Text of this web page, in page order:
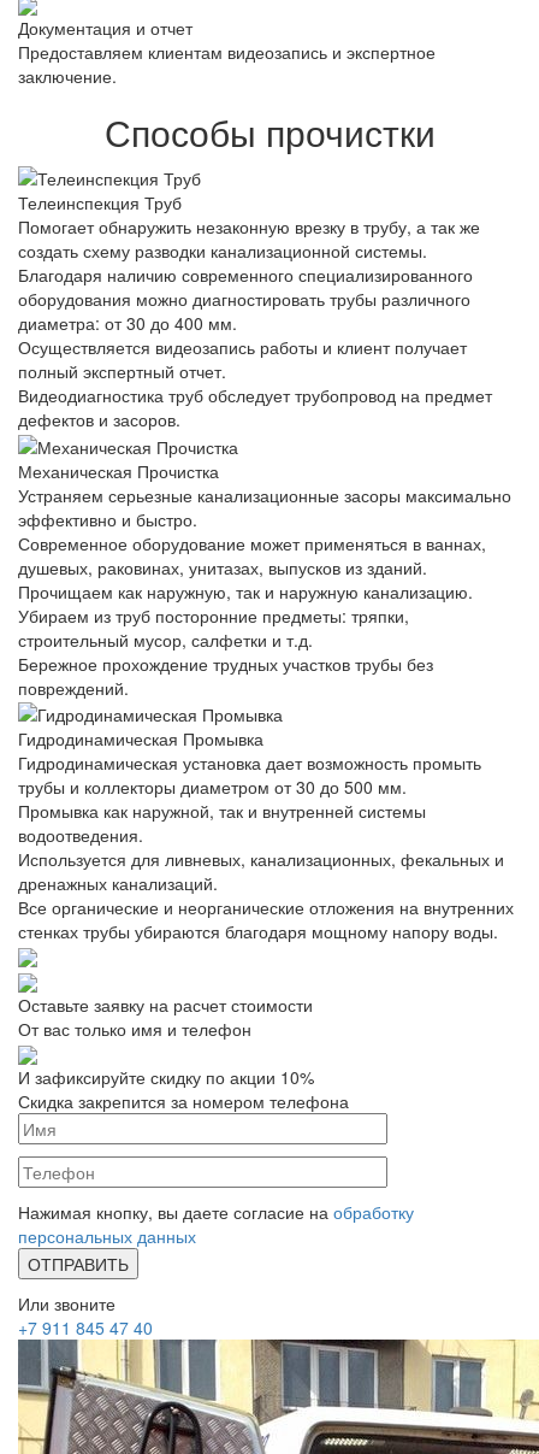
Документация и отчет
Предоставляем клиентам видеозапись и экспертное
заключение.
Способы прочистки
Телеинспекция Труб
Помогает обнаружить незаконную врезку в трубу, а так же
создать схему разводки канализационной системы.
Благодаря наличию современного специализированного
оборудования можно диагностировать трубы различного
диаметра: от 30 до 400 мм.
Осуществляется видеозапись работы и клиент получает
полный экспертный отчет.
Видеодиагностика труб обследует трубопровод на предмет
дефектов и засоров.
Механическая Прочистка
Устраняем серьезные канализационные засоры максимально
эффективно и быстро.
Современное оборудование может применяться в ваннах,
душевых, раковинах, унитазах, выпусков из зданий.
Прочищаем как наружную, так и наружную канализацию.
Убираем из труб посторонние предметы: тряпки,
строительный мусор, салфетки и т.д.
Бережное прохождение трудных участков трубы без
повреждений.
Гидродинамическая Промывка
Гидродинамическая установка дает возможность промыть
трубы и коллекторы диаметром от 30 до 500 мм.
Промывка как наружной, так и внутренней системы
водоотведения.
Используется для ливневых, канализационных, фекальных и
дренажных канализаций.
Все органические и неорганические отложения на внутренних
стенках трубы убираются благодаря мощному напору воды.
Оставьте заявку на расчет стоимости
От вас только имя и телефон
И зафиксируйте скидку по акции 10%
Скидка закрепится за номером телефона
Нажимая кнопку, вы даете согласие на обработку
персональных данных
Или звоните
+7 911 845 47 40